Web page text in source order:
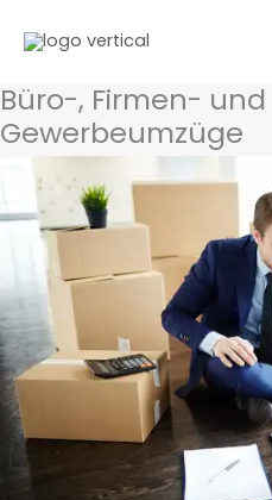
Inhalt
Büro-, Firmen- und
Gewerbeumzüge